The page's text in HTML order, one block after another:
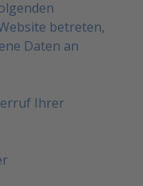
betreten,
Daten an
Ihrer